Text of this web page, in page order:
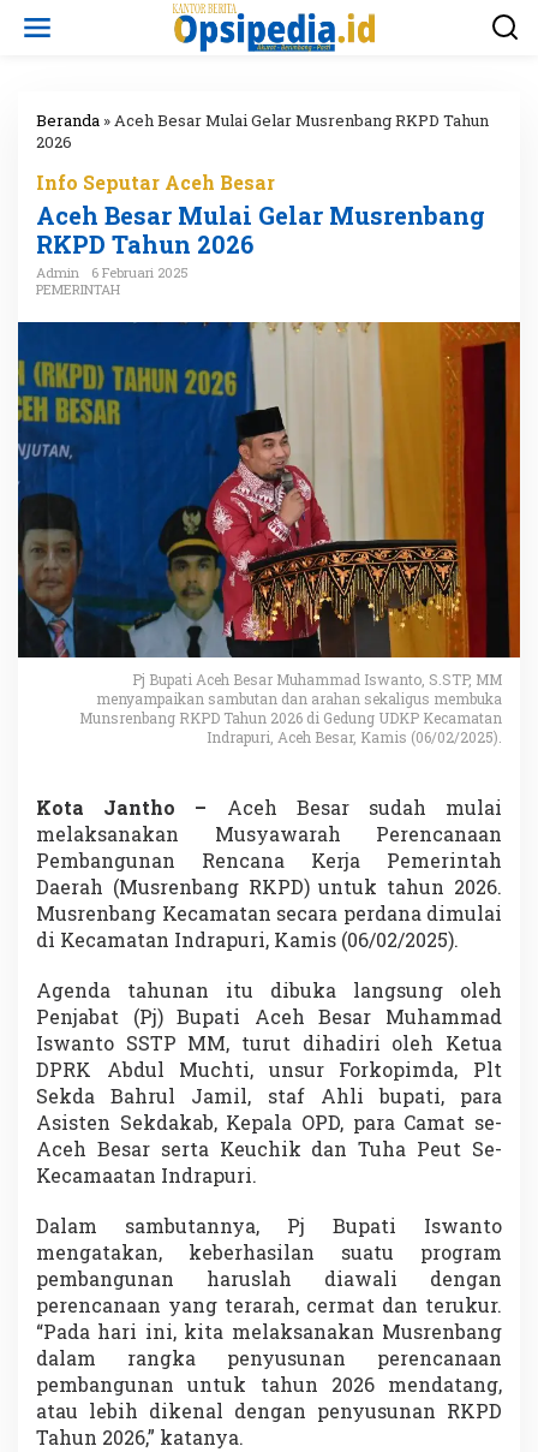
Beranda »Aceh Besar Mulai Gelar Musrenbang RKPD Tahun
2026
Info Seputar Aceh Besar
Aceh Besar Mulai Gelar Musrenbang
RKPD Tahun 2026
Admin
6 Februari 2025
PEMERINTAH
Pj Bupati Aceh Besar Muhammad Iswanto, S.STP, MM
menyampaikan sambutan dan arahan sekaligus membuka
Munsrenbang RKPD Tahun 2026 di Gedung UDKP Kecamatan
Indrapuri, Aceh Besar, Kamis (06/02/2025).
Kota Jantho – Aceh Besar sudah mulai
melaksanakan Musyawarah Perencanaan
Pembangunan Rencana Kerja Pemerintah
Daerah (Musrenbang RKPD) untuk tahun 2026.
Musrenbang Kecamatan secara perdana dimulai
di Kecamatan Indrapuri, Kamis (06/02/2025).
Agenda tahunan itu dibuka langsung oleh
Penjabat (Pj) Bupati Aceh Besar Muhammad
Iswanto SSTP MM, turut dihadiri oleh Ketua
DPRK Abdul Muchti, unsur Forkopimda, Plt
Sekda Bahrul Jamil, staf Ahli bupati, para
Asisten Sekdakab, Kepala OPD, para Camat se-
Aceh Besar serta Keuchik dan Tuha Peut Se-
Kecamaatan Indrapuri.
Dalam sambutannya, Pj Bupati Iswanto
mengatakan, keberhasilan suatu program
pembangunan haruslah diawali dengan
perencanaan yang terarah, cermat dan terukur.
“Pada hari ini, kita melaksanakan Musrenbang
dalam rangka penyusunan perencanaan
pembangunan untuk tahun 2026 mendatang,
atau lebih dikenal dengan penyusunan RKPD
Tahun 2026,” katanya.